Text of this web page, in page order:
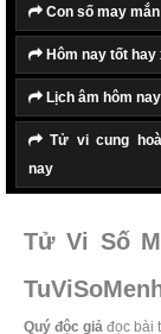
Con số may
Hôm nay tốt hay
Lịch âm hôm nay
Tử vi cung
nay
Tử Vi Số
Quý độc giả đọc bài